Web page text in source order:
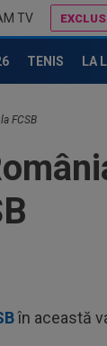
TV
TENIS LA
FCSB
în această